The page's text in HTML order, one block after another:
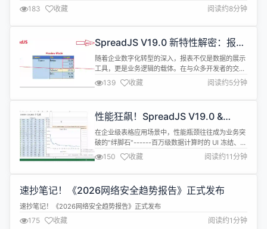
区共建的可能性，后者担忧的是商业机密泄露和盈利模式被侵蚀。 “开放签”团
队在探索电子签名开源商业模式的过程中，经历并回应了这些质疑。他们发
现，开源与商业化之间并非简单的对立或依存，而是可以形成一种“分而不离，
183 收藏 阅读约8分钟
SpreadJS V19.0 新特性解密：报表
导出黑科技，公式逻辑全保留 | 葡萄
城技术团队
随着企业数字化转型的深入，报表不仅是数据的展示
工具，更是业务逻辑的载体。在与众多开发者的交流
中，我们发现了一个长期存在的痛点："为什么我精
心设计的报表导出到 Excel 后，动态的公式都变成了
死板的数值？" 在即将发布的 SpreadJS V19.0 中，
级更新------"导出预览报表到 Excel ...
139 收藏 阅读约5分钟
性能狂飙！SpreadJS V19.0 &
GcExcel V9.0 重塑表格计算与数据
处理新速度 | 葡萄城技术团队
在企业级表格应用场景中，性能瓶颈往往成为业务突
破的"绊脚石"------百万级数据计算时的 UI 冻结、复
杂公式批量复制的漫长等待、大规模报表导出的效率
低下，这些问题不仅影响用户体验，更制约了数据驱
动决策的响应速度。 如今，SpreadJS V19.0 与
点，通过底层引擎优化、多线程架构革新、智能计
算...
150 收藏 阅读约11分钟
速抄笔记！《2026网络安全趋势报
告》正式发布
速抄笔记！《2026网络安全趋势报告》正式发布
阅读约1分钟